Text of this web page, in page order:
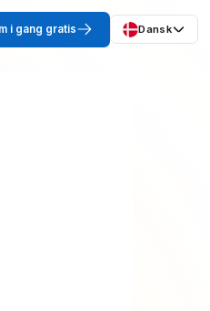
i gang gratis Dansk